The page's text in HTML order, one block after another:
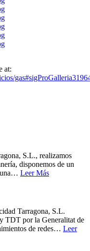
at:
S.L., realizamos
disponemos de un
… Leer Más
Tarragona, S.L.
TDT por la Generalitat de
de redes… Leer